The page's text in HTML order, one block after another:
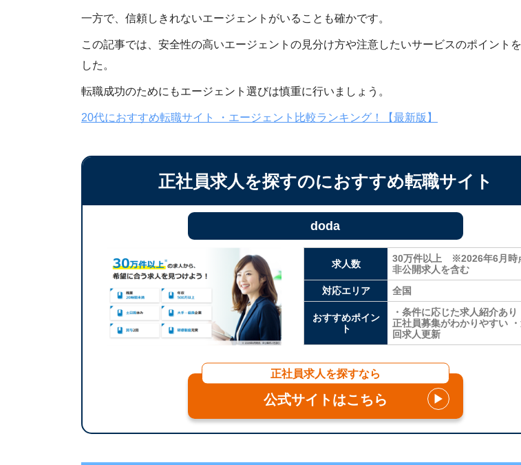
一方で、信頼しきれないエージェントがいることも確かです。
この記事では、安全性の高いエージェントの見分け方や注意したいサービスのポイント
した。
転職成功のためにもエージェント選びは慎重に行いましょう。
20代におすすめ転職サイト ・エージェント比較ランキング！【最新版】
正社員求人を探すのにおすすめ転職サイト
doda
求人数
30万件以上 ※2026年6月時
非公開求人を含む
対応エリア
全国
おすすめポイン
ト
・条件に応じた求人紹介あり
正社員募集がわかりやすい
回求人更新
正社員求人を探すなら
公式サイトはこちら ▶